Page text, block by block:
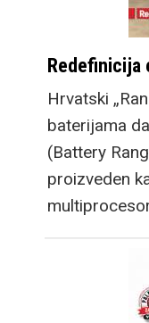
Redefinicija
Hrvatski
baterijama
(Battery
proizveden